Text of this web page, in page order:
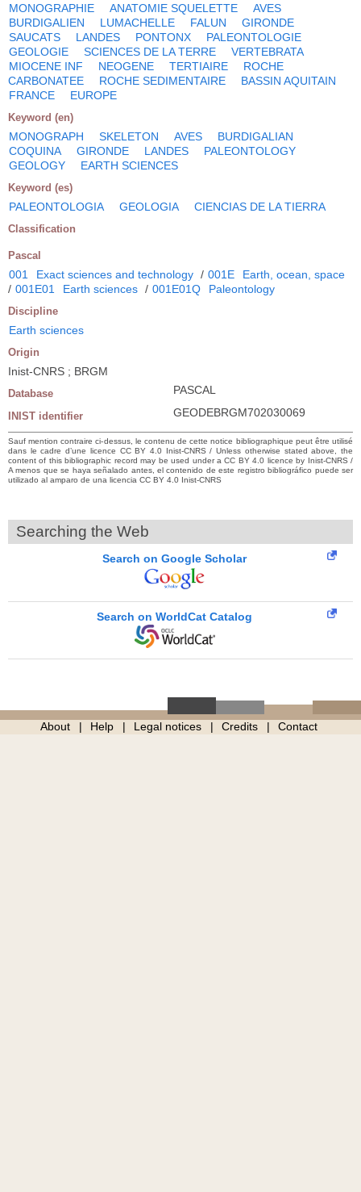
MONOGRAPHIE ANATOMIE SQUELETTE
AVES
BURDIGALIEN
LUMACHELLE FALUN
GIRONDE
SAUCATS
LANDES PONTONX
PALEONTOLOGIE
GEOLOGIE
SCIENCES DE LA TERRE
VERTEBRATA
MIOCENE INF
NEOGENE TERTIAIRE
ROCHE
CARBONATEE
ROCHE SEDIMENTAIRE
BASSIN AQUITAIN
FRANCE
EUROPE
Keyword (en)
MONOGRAPH SKELETON AVES
BURDIGALIAN
COQUINA
GIRONDE LANDES
PALEONTOLOGY
GEOLOGY
EARTH SCIENCES
Keyword (es)
PALEONTOLOGIA GEOLOGIA CIENCIAS DE LA TIERRA
Classification
Pascal
001 Exact sciences and technology / 001E
Earth, ocean, space
/ 001E01 Earth sciences / 001E01Q Paleontology
Discipline
Earth sciences
Origin
Inist-CNRS ; BRGM
Database PASCAL
INIST identifier GEODEBRGM702030069
Sauf mention contraire ci-dessus, le contenu de cette notice bibliographique peut être utilisé
dans le cadre d’une licence CC BY 4.0 Inist-CNRS / Unless otherwise stated above, the
content of this bibliographic record may be used under a CC BY 4.0 licence by Inist-CNRS /
A menos que se haya señalado antes, el contenido de este registro bibliográfico puede ser
utilizado al amparo de una licencia CC BY 4.0 Inist-CNRS
Searching the Web
Search on Google Scholar
Search on WorldCat Catalog
About Help Legal notices Credits Contact